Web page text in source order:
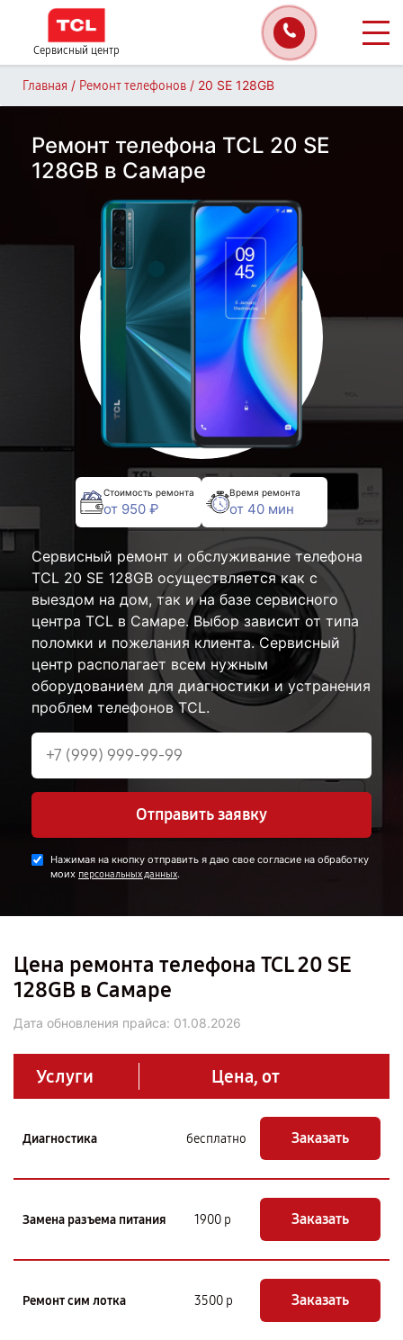
Сервисный центр
Главная / Ремонт телефонов / 20 SE 128GB
Ремонт телефона TCL 20 SE
128GB в Самаре
Стоимость ремонта
от 950 ₽
Время ремонта
от 40 мин
Сервисный ремонт и обслуживание телефона
TCL 20 SE 128GB осуществляется как с
выездом на дом, так и на базе сервисного
центра TCL в Самаре. Выбор зависит от типа
поломки и пожелания клиента. Сервисный
центр располагает всем нужным
оборудованием для диагностики и устранения
проблем телефонов TCL.
Отправить заявку
Нажимая на кнопку отправить я даю свое согласие на обработку
моих персональных данных.
Цена ремонта телефона TCL 20 SE
128GB в Самаре
Дата обновления прайса: 01.08.2026
Услуги Цена, от
Диагностика бесплатно Заказать
Замена разъема питания 1900 р Заказать
Ремонт сим лотка 3500 р Заказать